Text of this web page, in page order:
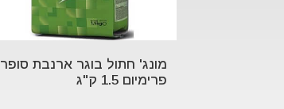
מונג' חתול בוגר ארנבת סופר
פרימיום 1.5 ק"ג